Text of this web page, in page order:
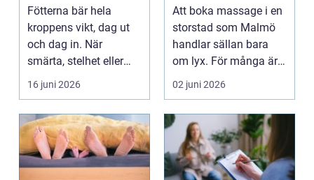
mer än vila
Fötterna bär hela
kroppens vikt, dag ut
och dag in. När
smärta, stelhet eller
felställningar uppstår...
16 juni 2026
och välmående
Att boka massage i en
storstad som Malmö
handlar sällan bara
om lyx. För många är
det ett sätt att h...
02 juni 2026